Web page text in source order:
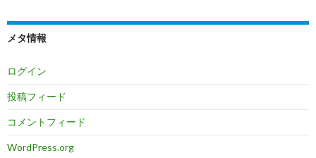
メタ情報
ログイン
投稿フィード
コメントフィード
WordPress.org